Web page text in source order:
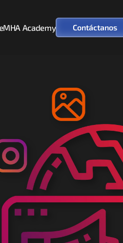
MHA Academy Contáctanos